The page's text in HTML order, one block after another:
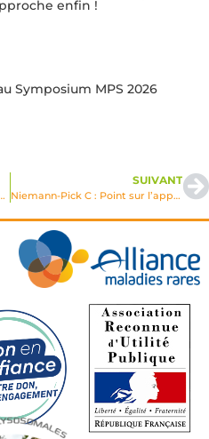
enfin !
Symposium MPS 2026
Parrain de VML
SUIVANT
Niemann-Pick C : Point sur l’approche thérapeutique par la Cyclodextrine